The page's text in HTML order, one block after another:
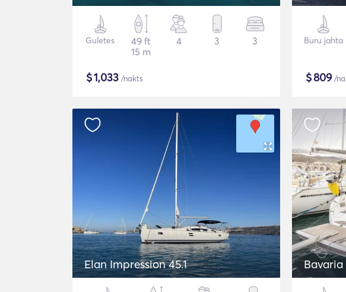
Guletes
49 ft
15 m
4 3 3
$1,033 /nakts
Buru jahta
$809/
Elan Impression 45.1 Bavaria